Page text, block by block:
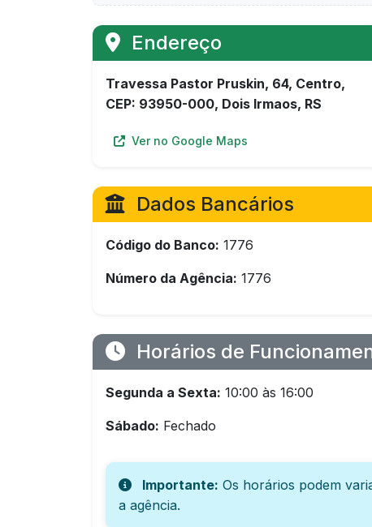
Endereço
Travessa Pastor Pruskin, 64, Centro,
CEP: 93950-000, Dois Irmaos, RS
Ver no Google Maps
Dados Bancários
Código do Banco: 1776
Número da Agência: 1776
Horários de
Segunda a Sexta: 10:00 às 16:00
Sábado: Fechado
Importante: Os horários podem
a agência.